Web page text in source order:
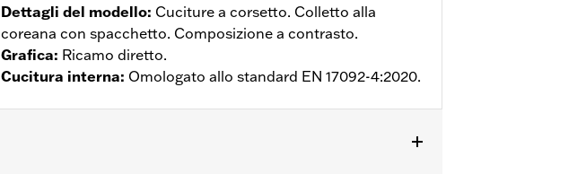
Dettagli del modello: Cuciture a corsetto. Colletto alla
coreana con spacchetto. Composizione a contrasto.
Grafica: Ricamo diretto.
Cucitura interna: Omologato allo standard EN 17092-4:2020.